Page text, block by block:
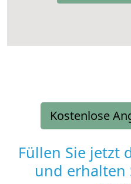
Kostenlose
Füllen Sie jetzt
und erhalten